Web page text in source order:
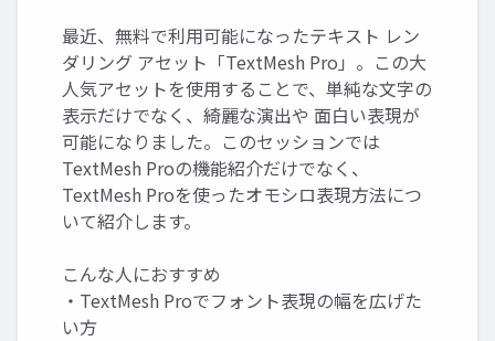
最近、無料で利用可能になったテキスト レン
ダリング アセット「TextMesh Pro」。この大
人気アセットを使用することで、単純な文字の
表示だけでなく、綺麗な演出や 面白い表現が
可能になりました。このセッションでは
TextMesh Proの機能紹介だけでなく、
TextMesh Proを使ったオモシロ表現方法につ
いて紹介します。
こんな人におすすめ
・TextMesh Proでフォント表現の幅を広げた
い方